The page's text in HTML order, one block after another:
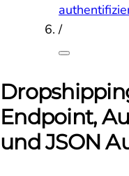
/
Endpoint,
und JSON